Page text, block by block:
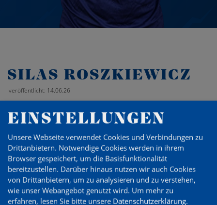
SILAS ROSZKIEWICZ
veröffentlicht: 14.06.26
‹ Zurück zur Übersicht
DU WILLST MITGLIED
WERDEN?
EINSTELLUNGEN
Unsere Webseite verwendet Cookies und Verbindungen zu
Drittanbietern. Notwendige Cookies werden in ihrem
Browser gespeichert, um die Basisfunktionalität
bereitzustellen. Darüber hinaus nutzen wir auch Cookies
von Drittanbietern, um zu analysieren und zu verstehen,
wie unser Webangebot genutzt wird. Um mehr zu
erfahren, lesen Sie bitte unsere Datenschutzerklärung.